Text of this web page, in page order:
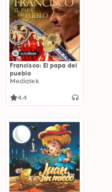
Francisco: El papa del
pueblo
Mediatek
4.4